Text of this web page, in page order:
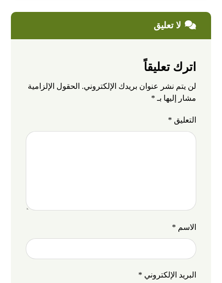
لا تعليق
اترك تعليقاً
لن يتم نشر عنوان بريدك الإلكتروني. الحقول الإلزامية
مشار إليها بـ *
التعليق *
الاسم *
البريد الإلكتروني *